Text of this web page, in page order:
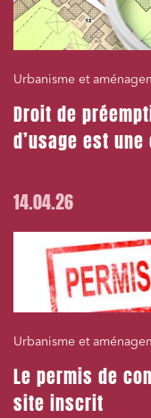
Urbanisme et
Droit de
d’usage est
14.04.26
Urbanisme et
Le permis de
site inscrit